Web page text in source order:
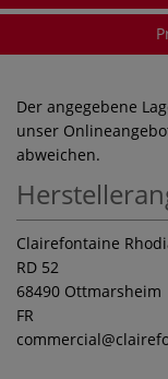
Der angegebene
unser
abweichen.
Clairefontaine
RD 52
68490 Ottmarsheim
FR
commercial